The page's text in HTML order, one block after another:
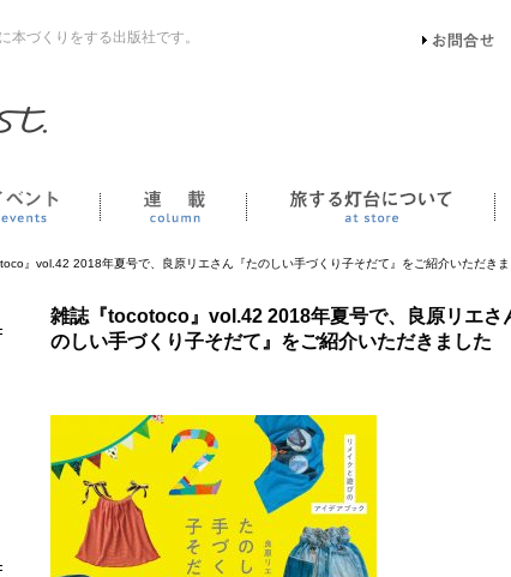
本づくりをする出版社です。
イベント 連載
』vol.42 2018年夏号で、良原リエさん『たのしい手づくり子そだて』をご紹介いただきま
雑誌『tocotoco』vol.42 2018年夏号で、良原リエさ
のしい手づくり子そだて』をご紹介いただきました